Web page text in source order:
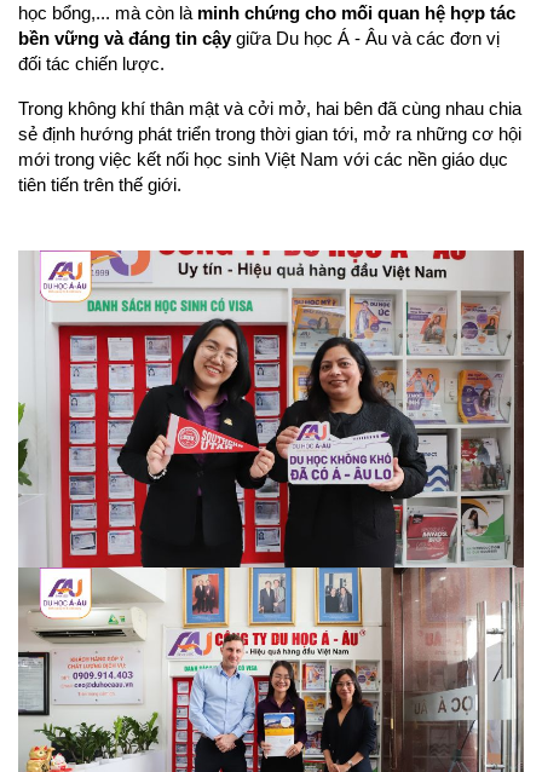
học bổng,... mà còn là minh chứng cho mối quan hệ hợp tác
bền vững và đáng tin cậy giữa Du học Á - Âu và các đơn vị
đối tác chiến lược.
Trong không khí thân mật và cởi mở, hai bên đã cùng nhau chia
sẻ định hướng phát triển trong thời gian tới, mở ra những cơ hội
mới trong việc kết nối học sinh Việt Nam với các nền giáo dục
tiên tiến trên thế giới.